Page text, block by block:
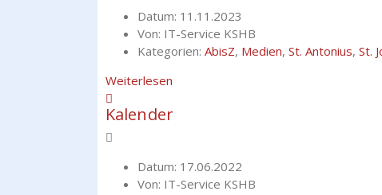
Datum: 11.11.2023
Von: IT-Service KSHB
Kategorien: AbisZ, Medien, St. Antonius, St.
Weiterlesen
Kalender
Datum: 17.06.2022
Von: IT-Service KSHB